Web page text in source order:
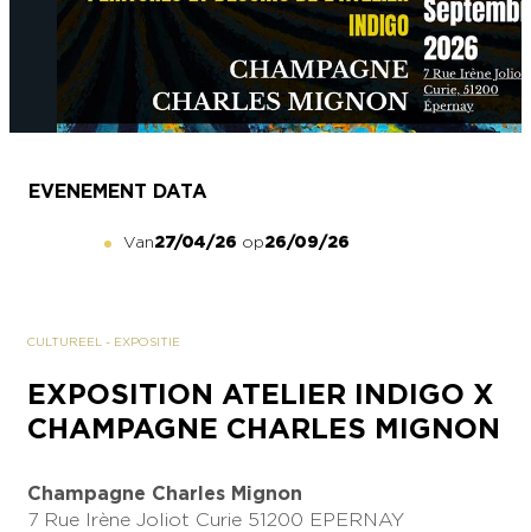
EVENEMENT DATA
Van27/04/26 op26/09/26
CULTUREEL - EXPOSITIE
EXPOSITION ATELIER INDIGO X
CHAMPAGNE CHARLES MIGNON
Champagne Charles Mignon
7 Rue Irène Joliot Curie 51200 EPERNAY